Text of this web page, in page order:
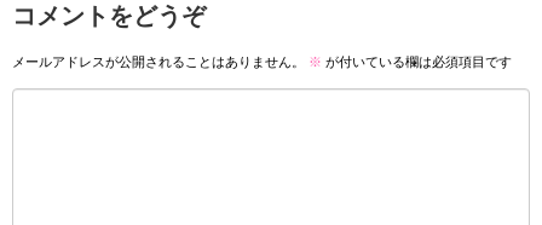
コメントをどうぞ
メールアドレスが公開されることはありません。 ※ が付いている欄は必須項目です